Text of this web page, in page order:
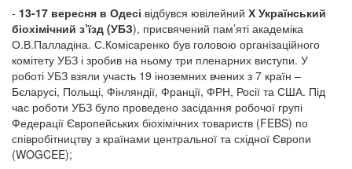
- 13-17 вересня в Одесі відбувся ювілейний Х Український
біохімічний з’їзд (УБЗ), присвячений пам’яті академіка
О.В.Палладіна. С.Комісаренко був головою організаційного
комітету УБЗ і зробив на ньому три пленарних виступи. У
роботі УБЗ взяли участь 19 іноземних вчених з 7 країн –
Бєларусі, Польщі, Фінляндії, Франції, ФРН, Росії та США. Під
час роботи УБЗ було проведено засідання робочої групі
Федерації Європейських біохімічних товариств (FEBS) по
співробітництву з країнами центральної та східної Європи
(WOGCEE);